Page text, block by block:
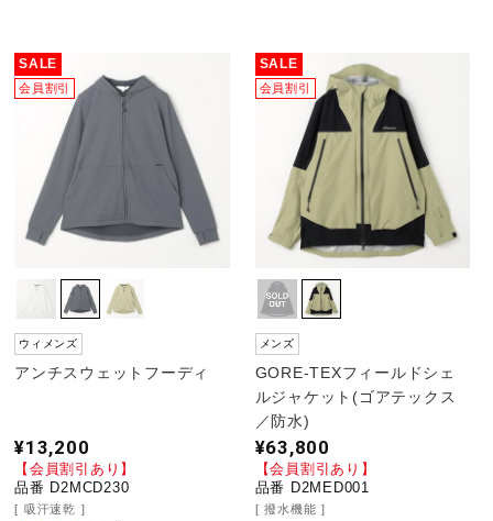
SALE
会員割引
ウィメンズ
アンチスウェットフーディ
¥13,200
【会員割引あり】
品番 D2MCD230
吸汗速乾
SALE
会員割引
メンズ
GORE-TEXフィールドシェ
ルジャケット(ゴアテックス
／防水)
¥63,800
【会員割引あり】
品番 D2MED001
撥水機能